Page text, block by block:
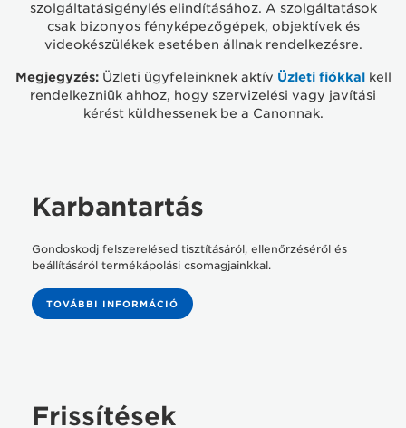
JAVÍTÁS MEGSZERVEZÉSE
EGYEZTESSEN SZOLGÁLTATÁST
NYOMTATÓHIBAKÓDOK
FÉNYKÉPEZŐGÉP-HIBAKÓDOK
PIXMA NYOMTATÁSI CSOMAG
szolgáltatásigénylés elindításához. A szolgáltatások
csak bizonyos fényképezőgépek, objektívek és
videokészülékek esetében állnak rendelkezésre.
Megjegyzés:Üzleti ügyfeleinknek aktív Üzleti fiókkalkell
rendelkezniük ahhoz, hogy szervizelési vagy javítási
kérést küldhessenek be a Canonnak.
Karbantartás
Gondoskodj felszerelésed tisztításáról, ellenőrzéséről és
beállításáról termékápolási csomagjainkkal.
TOVÁBBI INFORMÁCIÓ
Frissítések